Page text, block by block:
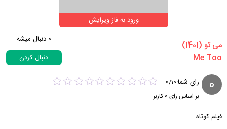
ورود به فاز ویرایش
‏می تو‏ (1401)
0 دنبال میشه
دنبال کردن
0 رای شما: 0/10
بر اساس رای 0کاربر
فیلم کوتاه